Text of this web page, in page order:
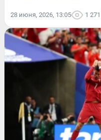
28 июня, 2026, 13:05 1 271